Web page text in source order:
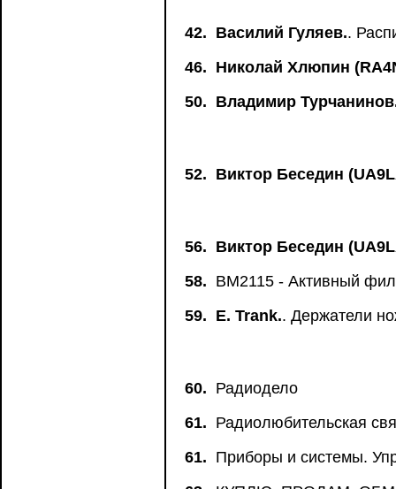
42. Василий Гуляев..
46. Николай Хлюпин
50. Владимир
52. Виктор Беседин
56. Виктор Беседин
58. BM2115 - Активный
59. Е. Trank.. Держатели
60. Радиодело
61. Радиолюбительская
61. Приборы и системы.